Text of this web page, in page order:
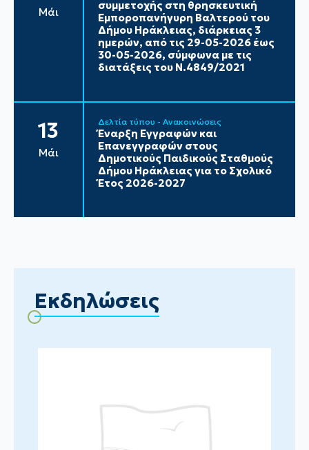
Μάι
συμμετοχής στη θρησκευτική
Εμποροπανήγυρη Βαλτερού του
Δήμου Ηράκλειας, διάρκειας 3
ημερών, από τις 29-05-2026 έως
30-05-2026, σύμφωνα με τις
διατάξεις του Ν.4849/2021
13
Μάι
Δελτία τύπου - Ανακοινώσεις
Έναρξη Εγγραφών και
Επανεγγραφών στους
Δημοτικούς Παιδικούς Σταθμούς
Δήμου Ηράκλειας για το Σχολικό
Έτος 2026-2027
Εκδηλώσεις